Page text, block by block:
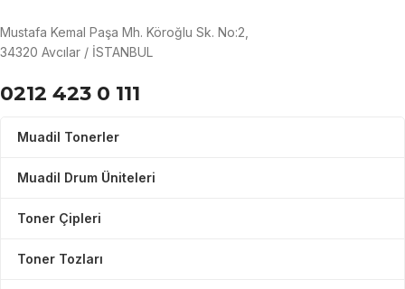
Mustafa Kemal Paşa Mh. Köroğlu Sk. No:2,
34320 Avcılar / İSTANBUL
0212 423 0 111
Muadil Tonerler
Muadil Drum Üniteleri
Toner Çipleri
Toner Tozları